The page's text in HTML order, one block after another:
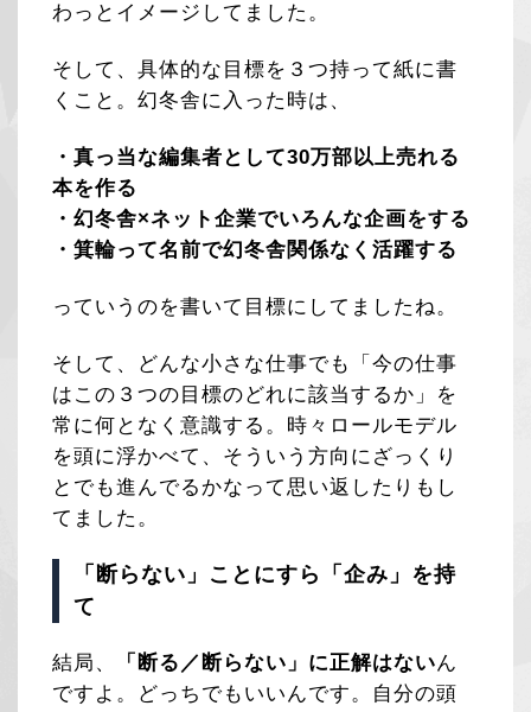
わっとイメージしてました。
そして、具体的な目標を３つ持って紙に書
くこと。幻冬舎に入った時は、
・真っ当な編集者として30万部以上売れる
本を作る
・幻冬舎×ネット企業でいろんな企画をする
・箕輪って名前で幻冬舎関係なく活躍する
っていうのを書いて目標にしてましたね。
そして、どんな小さな仕事でも「今の仕事
はこの３つの目標のどれに該当するか」を
常に何となく意識する。時々ロールモデル
を頭に浮かべて、そういう方向にざっくり
とでも進んでるかなって思い返したりもし
てました。
「断らない」ことにすら「企み」を持
て
結局、 「断る／断らない」に正解はないん
ですよ。どっちでもいいんです。自分の頭